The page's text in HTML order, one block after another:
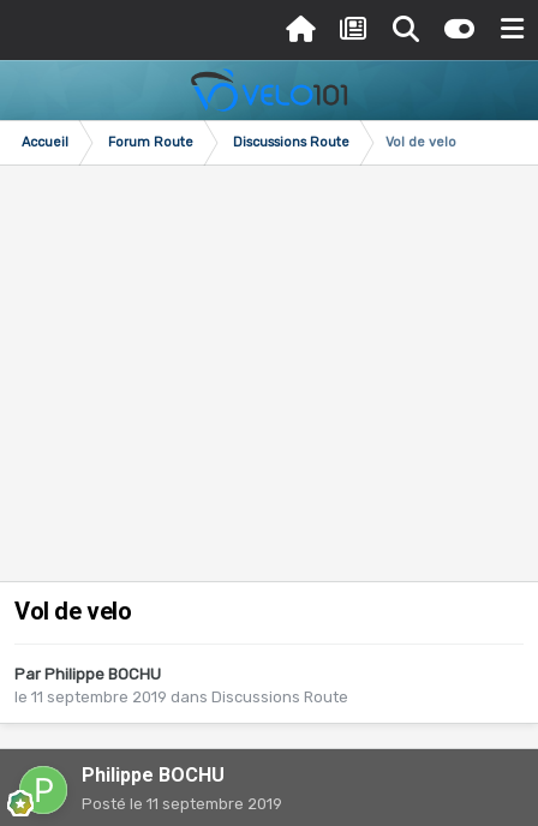
Accueil Forum Route Discussions Route Vol de velo
Vol de velo
Par Philippe BOCHU
le 11 septembre 2019 dans Discussions Route
Philippe BOCHU
Posté le 11 septembre 2019